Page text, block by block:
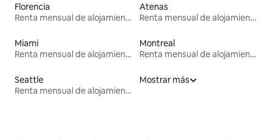
Florencia
Renta mensual de alojamientos
Atenas
Renta mensual de alojamientos
Miami
Renta mensual de alojamientos
Montreal
Renta mensual de alojamientos
Seattle
Renta mensual de alojamientos
Mostrar más